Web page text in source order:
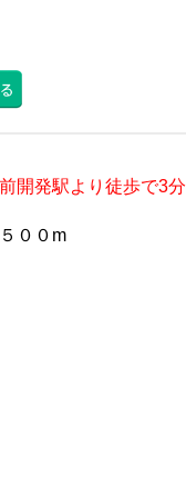
開発駅より徒歩で3分
００m